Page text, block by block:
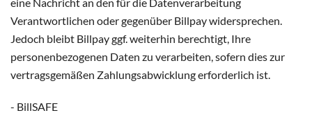
eine Nachricht an den für die Datenverarbeitung
Verantwortlichen oder gegenüber Billpay widersprechen.
Jedoch bleibt Billpay ggf. weiterhin berechtigt, Ihre
personenbezogenen Daten zu verarbeiten, sofern dies zur
vertragsgemäßen Zahlungsabwicklung erforderlich ist.
- BillSAFE